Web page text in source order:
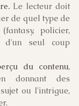
Le lecteur doit
de quel type de
policier,
d'un seul coup
du contenu,
donnant des
ou l'intrigue,